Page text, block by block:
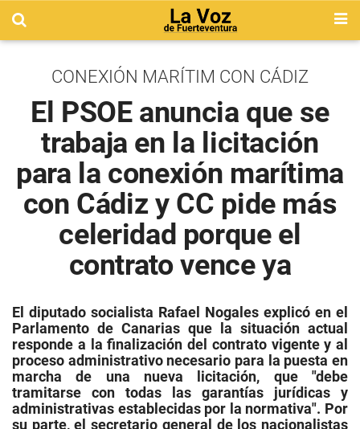
CONEXIÓN MARÍTIM CON CÁDIZ
El PSOE anuncia que se
trabaja en la licitación
para la conexión marítima
con Cádiz y CC pide más
celeridad porque el
contrato vence ya
El diputado socialista Rafael Nogales explicó en el
Parlamento de Canarias que la situación actual
responde a la finalización del contrato vigente y al
proceso administrativo necesario para la puesta en
marcha de una nueva licitación, que "debe
tramitarse con todas las garantías jurídicas y
administrativas establecidas por la normativa". Por
su parte, el secretario general de los nacionalistas